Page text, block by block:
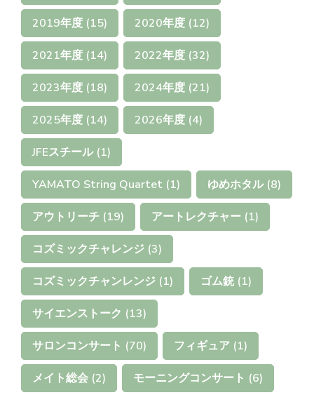
2019年度 (15) 2020年度 (12)
2021年度 (14) 2022年度 (32)
2023年度 (18) 2024年度 (21)
2025年度 (14) 2026年度 (4)
JFEスチール(1)
YAMATO String Quartet (1) ゆめホタル(8)
アウトリーチ (19) アートレクチャー (1)
コズミックチャレンジ (3)
コズミックチャンレンジ (1) ゴム銃(1)
サイエンストーク (13)
サロンコンサート (70) フィギュア (1)
メイト総会 (2) モーニングコンサート (6)